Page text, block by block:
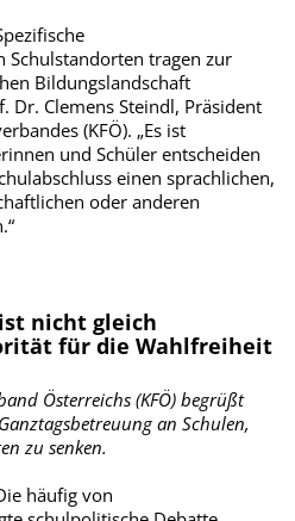
Schulstandorten tragen zur
Bildungslandschaft
Dr. Clemens Steindl, Präsident
(KFÖ). „Es ist
und Schüler entscheiden
einen sprachlichen,
oder anderen
nicht gleich
für die Wahlfreiheit
Österreichs (KFÖ) begrüßt
an Schulen,
zu senken.
häufig von